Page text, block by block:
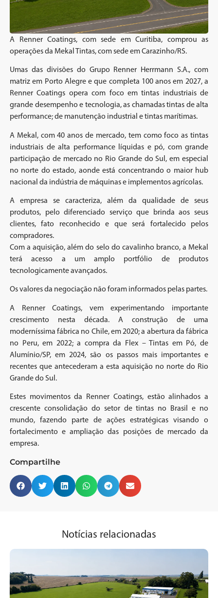
A Renner Coatings, com sede em Curitiba, comprou as
operações da Mekal Tintas, com sede em Carazinho/RS.
Umas das divisões do Grupo Renner Herrmann S.A., com
matriz em Porto Alegre e que completa 100 anos em 2027, a
Renner Coatings opera com foco em tintas industriais de
grande desempenho e tecnologia, as chamadas tintas de alta
performance; de manutenção industrial e tintas marítimas.
A Mekal, com 40 anos de mercado, tem como foco as tintas
industriais de alta performance líquidas e pó, com grande
participação de mercado no Rio Grande do Sul, em especial
no norte do estado, aonde está concentrando o maior hub
nacional da indústria de máquinas e implementos agrícolas.
A empresa se caracteriza, além da qualidade de seus
produtos, pelo diferenciado serviço que brinda aos seus
clientes, fato reconhecido e que será fortalecido pelos
compradores.
Com a aquisição, além do selo do cavalinho branco, a Mekal
terá acesso a um amplo portfólio de produtos
tecnologicamente avançados.
Os valores da negociação não foram informados pelas partes.
A Renner Coatings, vem experimentando importante
crescimento nesta década. A construção de uma
moderníssima fábrica no Chile, em 2020; a abertura da fábrica
no Peru, em 2022; a compra da Flex – Tintas em Pó, de
Alumínio/SP, em 2024, são os passos mais importantes e
recentes que antecederam a esta aquisição no norte do Rio
Grande do Sul.
Estes movimentos da Renner Coatings, estão alinhados a
crescente consolidação do setor de tintas no Brasil e no
mundo, fazendo parte de ações estratégicas visando o
fortalecimento e ampliação das posições de mercado da
empresa.
Compartilhe
Notícias relacionadas